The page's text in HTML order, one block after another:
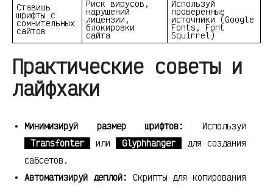
Ставишь
шрифты с
сомнительных
сайтов
Риск вирусов,
нарушений
лицензии,
блокировки
сайта
Используй
проверенные
источники (Google
Fonts, Font
Squirrel)
Практические советы и
лайфхаки
Минимизируй размер шрифтов:
Используй
Transfonter
или Glyphhanger
для создания
сабсетов.
Автоматизируй деплой: Скрипты для копирования